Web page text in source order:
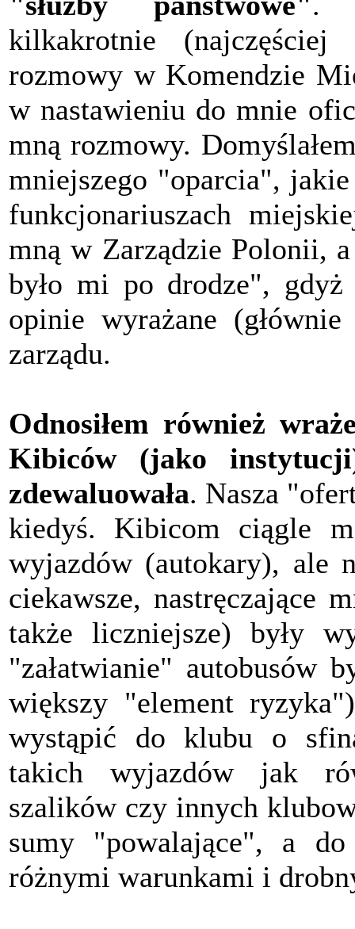
kilkakrotnie
rozmowy w Komendzie
w nastawieniu do mnie
mną rozmowy.
mniejszego "oparcia",
funkcjonariuszach
mną w Zarządzie Polonii,
było mi po drodze", gdyż
opinie wyrażane
zarządu.
Odnosiłem również
Kibiców (jako
zdewaluowała. Nasza
kiedyś. Kibicom ciągle
wyjazdów (autokary), ale
ciekawsze, nastręczające
także liczniejsze) były
"załatwianie" autobusów
większy "element
wystąpić do klubu o
takich wyjazdów jak
szalików czy innych
sumy "powalające", a do
różnymi warunkami i